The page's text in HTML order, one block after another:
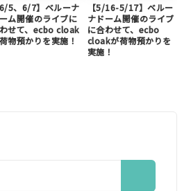
6/5、6/7】ベルーナ
ム開催のライブに
せて、ecbo cloak
物預かりを実施！
【5/16-5/17】ベルー
ナドーム開催のライブ
に合わせて、ecbo
cloakが荷物預かりを
実施！